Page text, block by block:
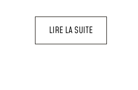
LIRE LA SUITE